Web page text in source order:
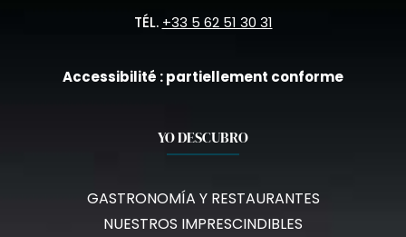
TÉL. +33 5 62 51 30 31
Accessibilité : partiellement conforme
YO DESCUBRO
GASTRONOMÍA Y RESTAURANTES
NUESTROS IMPRESCINDIBLES